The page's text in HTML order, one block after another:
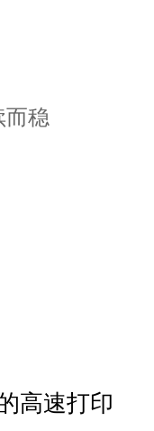
而稳
高速打印